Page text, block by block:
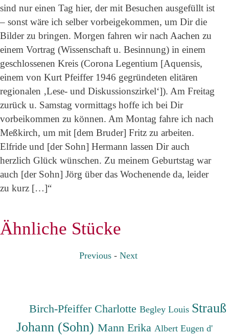
sind nur einen Tag hier, der mit Besuchen ausgefüllt ist
– sonst wäre ich selber vorbeigekommen, um Dir die
Bilder zu bringen. Morgen fahren wir nach Aachen zu
einem Vortrag (Wissenschaft u. Besinnung) in einem
geschlossenen Kreis (Corona Legentium [Aquensis,
einem von Kurt Pfeiffer 1946 gegründeten elitären
regionalen ‚Lese- und Diskussionszirkel‘]). Am Freitag
zurück u. Samstag vormittags hoffe ich bei Dir
vorbeikommen zu können. Am Montag fahre ich nach
Meßkirch, um mit [dem Bruder] Fritz zu arbeiten.
Elfride und [der Sohn] Hermann lassen Dir auch
herzlich Glück wünschen. Zu meinem Geburtstag war
auch [der Sohn] Jörg über das Wochenende da, leider
zu kurz […]“
Ähnliche Stücke
Previous- Next
Birch-Pfeiffer CharlotteBegley Louis Strauß
Johann (Sohn) Mann Erika Albert Eugen d'